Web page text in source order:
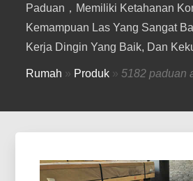
Paduan，memiliki Ketahanan
Kemampuan Las Yang Sangat
Kerja Dingin Yang Baik, Dan
Rumah » Produk »5182 paduan